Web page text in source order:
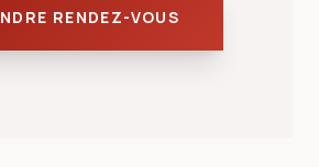
RENDEZ-VOUS